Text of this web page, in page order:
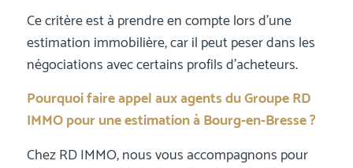
Ce critère est à prendre en compte lors d’une
estimation immobilière, car il peut peser dans les
négociations avec certains profils d’acheteurs.
Pourquoi faire appel aux agents du Groupe RD
IMMO pour une estimation à Bourg-en-Bresse ?
Chez RD IMMO, nous vous accompagnons pour